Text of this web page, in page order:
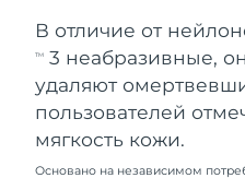
В отличие от
TM
3 неабразивные,
удаляют
пользователей
мягкость кожи.
Основано на независимом
Румыния
Россия
Саудовская Аравия